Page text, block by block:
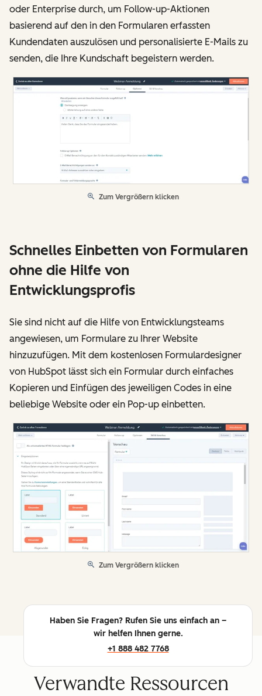
oder Enterprise durch, um Follow-up-Aktionen
basierend auf den in den Formularen erfassten
Kundendaten auszulösen und personalisierte E-Mails zu
senden, die Ihre Kundschaft begeistern werden.
Zum Vergrößern klicken
Schnelles Einbetten von Formularen
ohne die Hilfe von
Entwicklungsprofis
Sie sind nicht auf die Hilfe von Entwicklungsteams
angewiesen, um Formulare zu Ihrer Website
hinzuzufügen. Mit dem kostenlosen Formulardesigner
von HubSpot lässt sich ein Formular durch einfaches
Kopieren und Einfügen des jeweiligen Codes in eine
beliebige Website oder ein Pop-up einbetten.
Zum Vergrößern klicken
Haben Sie Fragen? Rufen Sie uns einfach an –
wir helfen Ihnen gerne.
+1 888 482 7768
Verwandte Ressourcen